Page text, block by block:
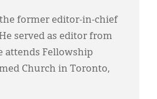
the former editor-in-chief
served as editor from
attends Fellowship
Church in Toronto,